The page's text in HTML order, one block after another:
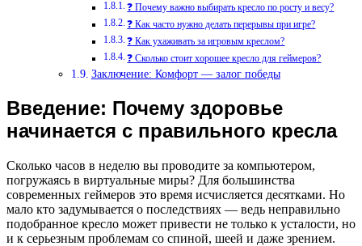
❓ Почему важно выбирать кресло по росту и весу?
❓ Как часто нужно делать перерывы при игре?
❓ Как ухаживать за игровым креслом?
❓ Сколько стоит хорошее кресло для геймеров?
Заключение: Комфорт — залог победы
Введение: Почему здоровье
начинается с правильного кресла
Сколько часов в неделю вы проводите за компьютером,
погружаясь в виртуальные миры? Для большинства
современных геймеров это время исчисляется десятками. Но
мало кто задумывается о последствиях — ведь неправильно
подобранное кресло может привести не только к усталости, но
и к серьезным проблемам со спиной, шеей и даже зрением.